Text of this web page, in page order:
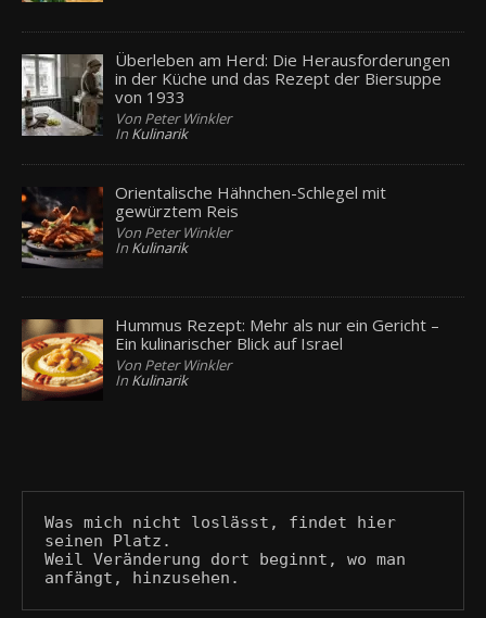
Überleben am Herd: Die Herausforderungen
in der Küche und das Rezept der Biersuppe
von 1933
Von Peter Winkler
In Kulinarik
Orientalische Hähnchen-Schlegel mit
gewürztem Reis
Von Peter Winkler
In Kulinarik
Hummus Rezept: Mehr als nur ein Gericht –
Ein kulinarischer Blick auf Israel
Von Peter Winkler
In Kulinarik
Was mich nicht loslässt, findet hier
seinen Platz.
Weil Veränderung dort beginnt, wo man
anfängt, hinzusehen.